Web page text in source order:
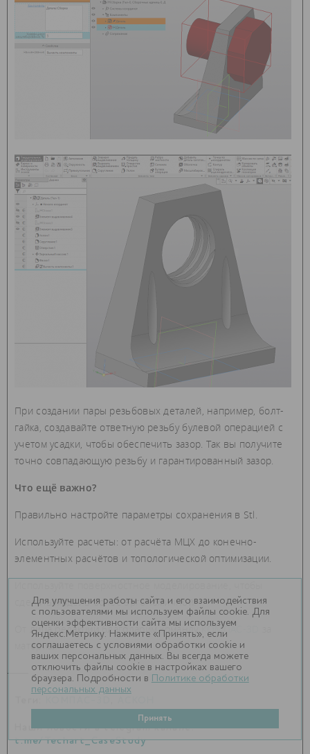
При создании пары резьбовых деталей, например, болт-
гайка, создавайте ответную резьбу булевой операцией с
учетом усадки, чтобы обеспечить зазор. Так вы получите
точно совпадающую резьбу и гарантированный зазор.
Что ещё важно?
Правильно настройте параметры сохранения в Stl.
Используйте расчеты: от расчёта МЦХ до конечно-
элементных расчётов и топологической оптимизации.
сделать модель более эргономичной.
От лица редакции благодарим командуКОМПАС-3D
материал
Наши новости в telegram канале:
t.me/Techart_CaseStudy
Для улучшения работы сайта и его взаимодействия
с пользователями мы используем файлы cookie. Для
оценки эффективности сайта мы используем
Яндекс.Метрику. Нажмите «Принять», если
соглашаетесь с условиями обработки cookie и
ваших персональных данных. Вы всегда можете
отключить файлы cookie в настройках вашего
браузера. Подробности в
Политике обработки
персональных данных
Принять